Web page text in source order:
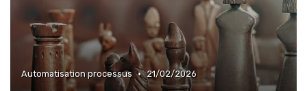
Automatisation processus • 21/02/2026